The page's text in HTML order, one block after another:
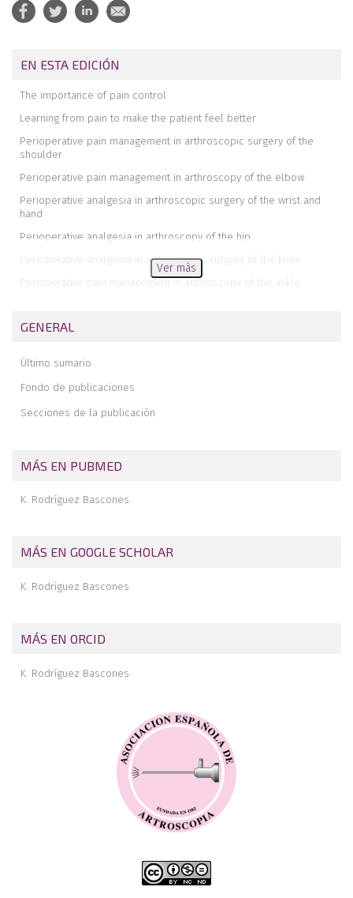
EN ESTA EDICIÓN
The importance of pain control
Learning from pain to make the patient feel better
Perioperative pain management in arthroscopic surgery of the
shoulder
Perioperative pain management in arthroscopy of the elbow
Perioperative analgesia in arthroscopic surgery of the wrist and
hand
Perioperative analgesia in arthroscopy of the hip
Perioperative analgesia in arthroscopic surgery of the knee
Perioperative pain management in arthroscopy of the ankle
Capsaicin 179 mg patch application technique
Ver más
GENERAL
Último sumario
Fondo de publicaciones
Secciones de la publicación
MÁS EN PUBMED
K. Rodríguez Bascones
MÁS EN GOOGLE SCHOLAR
K. Rodríguez Bascones
MÁS EN ORCID
K. Rodríguez Bascones